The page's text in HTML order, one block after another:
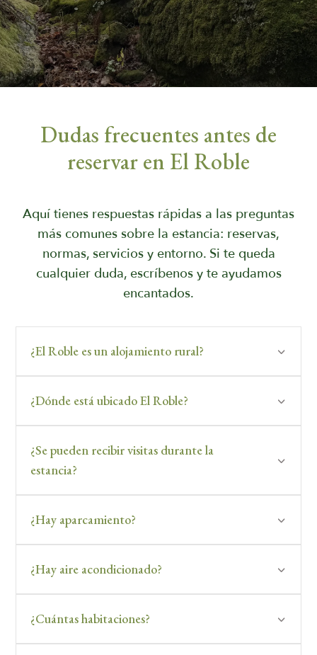
Dudas frecuentes antes de
reservar en El Roble
Aquí tienes respuestas rápidas a las preguntas
más comunes sobre la estancia: reservas,
normas, servicios y entorno. Si te queda
cualquier duda, escríbenos y te ayudamos
encantados.
¿El Roble es un alojamiento rural?
¿Dónde está ubicado El Roble?
¿Se pueden recibir visitas durante la
estancia?
¿Hay aparcamiento?
¿Hay aire acondicionado?
¿Cuántas habitaciones?